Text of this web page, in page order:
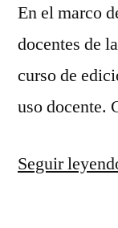
En el marco
docentes de
curso de
uso docente.
Seguir